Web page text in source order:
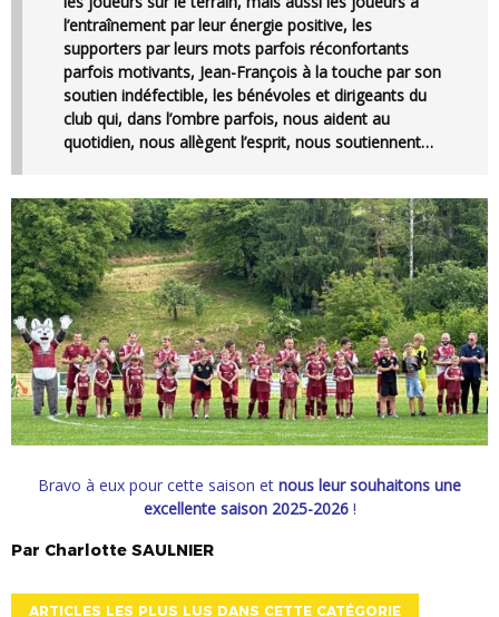
l’entraînement par leur énergie positive, les
supporters par leurs mots parfois réconfortants
parfois motivants, Jean-François à la touche par son
soutien indéfectible, les bénévoles et dirigeants du
club qui, dans l’ombre parfois, nous aident au
quotidien, nous allègent l’esprit, nous soutiennent…
Bravo à eux pour cette saison et nous leur souhaitons une
excellente saison 2025-2026!
Par Charlotte SAULNIER
ARTICLES LES PLUS LUS DANS CETTE CATÉGORIE